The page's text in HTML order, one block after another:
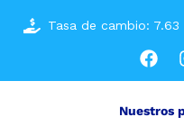
Tasa de cambio: 7.63
Nuestros